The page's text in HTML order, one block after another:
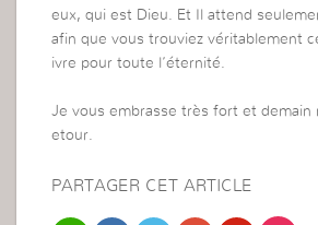
eux, qui est Dieu. Et Il attend
afin que vous trouviez véritablement
ivre pour toute l’éternité.
Je vous embrasse très fort et demain
etour.
PARTAGER CET ARTICLE